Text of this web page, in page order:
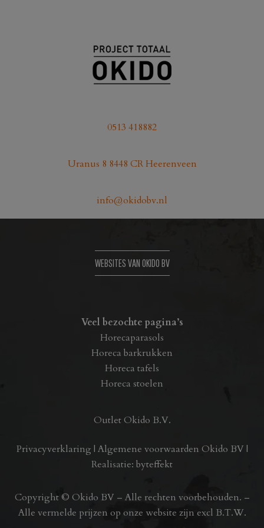
variaties.
Deze
optie
worden
de
0513 418882
Uranus 8 8448 CR Heerenveen
info@okidobv.nl
WEBSITES VAN OKIDO BV
Veel bezochte pagina’s
Horecaparasols
Horeca barkrukken
Horeca tafels
Horeca stoelen
Outlet Okido B.V.
Privacyverklaring | Algemene voorwaarden Okido BV |
Realisatie: byteffekt
Copyright © Okido BV – Alle rechten voorbehouden. –
Alle vermelde prijzen op onze website zijn excl B.T.W.